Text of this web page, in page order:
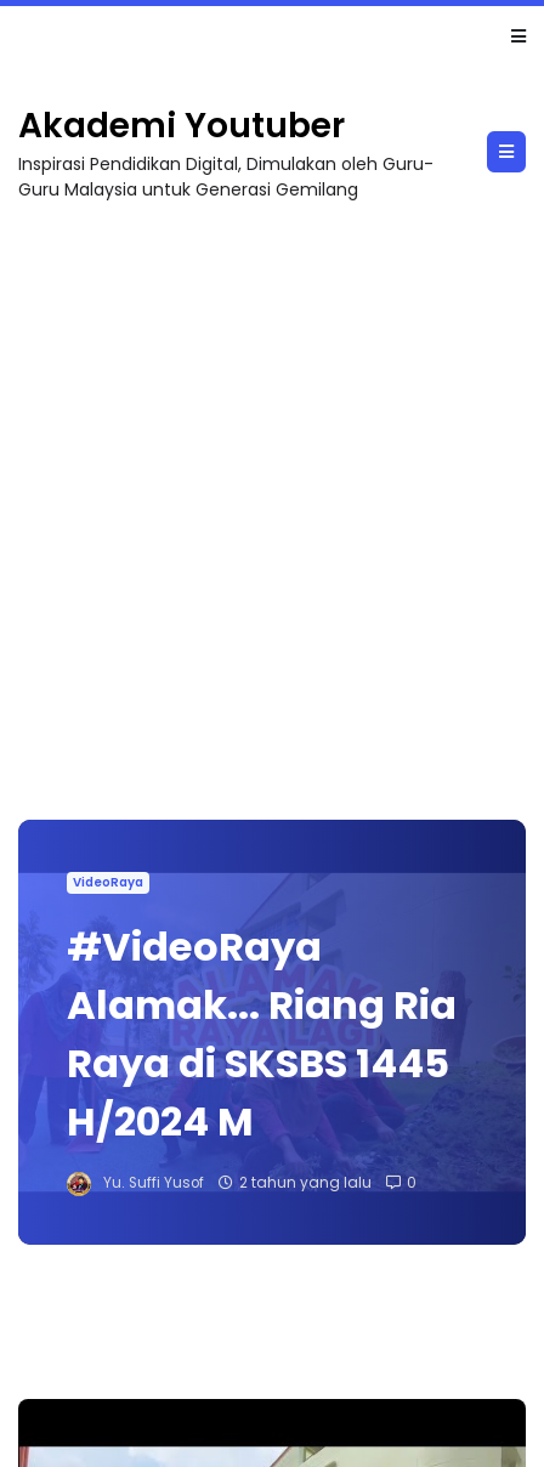
Akademi Youtuber
Inspirasi Pendidikan Digital, Dimulakan oleh Guru-
Guru Malaysia untuk Generasi Gemilang
VideoRaya
#VideoRaya
Alamak... Riang Ria
Raya di SKSBS 1445
H/2024 M
Yu. Suffi Yusof 2 tahun yang lalu 0